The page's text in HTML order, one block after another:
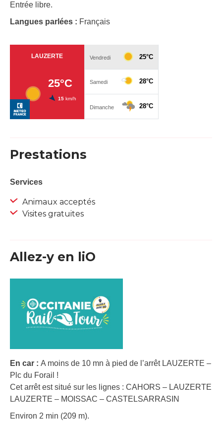
Entrée libre.
Langues parlées : Français
Prestations
Services
Animaux acceptés
Visites gratuites
Allez-y en liO
En car : A moins de 10 mn à pied de l’arrêt LAUZERTE –
Plc du Forail !
Cet arrêt est situé sur les lignes : CAHORS – LAUZERTE
LAUZERTE – MOISSAC – CASTELSARRASIN
Environ 2 min (209 m).